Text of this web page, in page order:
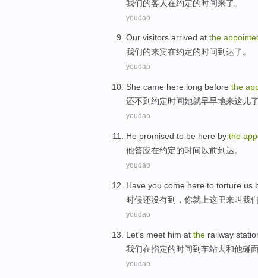
我们的客人在约定的时间来了。
youdao
Our visitors arrived at the
我们的来宾在约定的时间到达了。
youdao
She came here long before the
还不到约定时间她就早早地来这儿了
youdao
He promised to be here by the
他答应在约定的时间以前到达。
youdao
Have you come here to torture us
时候还没有到， 你就上这里来叫我们
youdao
Let's meet him at the railway
我们在指定的时间到车站去和他碰
youdao